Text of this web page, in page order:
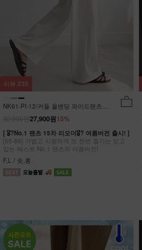
NK61-PI-12/커들 올밴딩 와이드팬츠
15%
27,900원
[ 🎖?No.1 팬츠 15차 리오더🎖? 여름버전 출시! ]
[55-88] 가볍고 시원하게 또 한번 즐기는 믿고
입는 베스트 No.1 팬츠의 여름버전!
F,L / 숏,롱
리뷰 235